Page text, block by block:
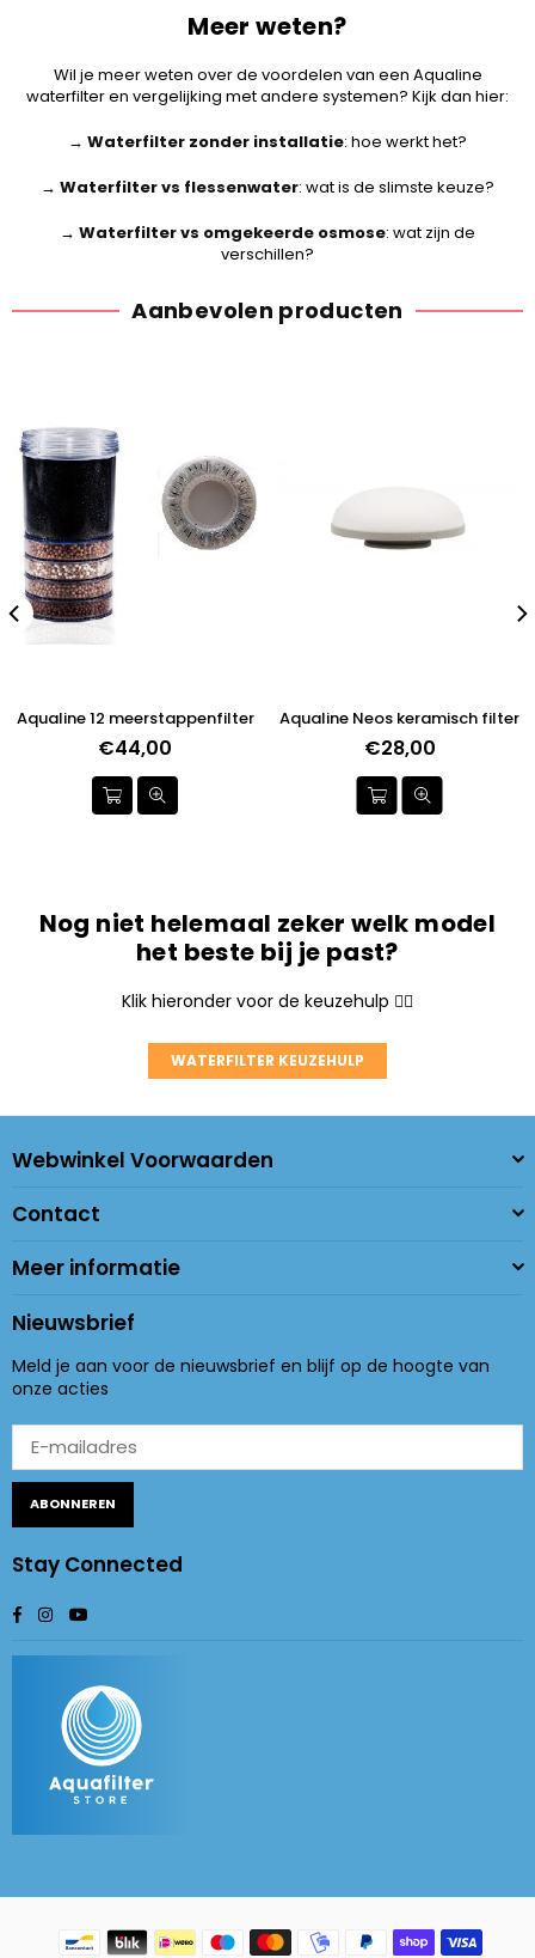
Meer weten?
Wil je meer weten over de voordelen van een Aqualine
waterfilter en vergelijking met andere systemen? Kijk dan hier:
→ Waterfilter zonder installatie: hoe werkt het?
→ Waterfilter vs flessenwater: wat is de slimste keuze?
→ Waterfilter vs omgekeerde osmose: wat zijn de
verschillen?
Aanbevolen producten
Aqualine 12 meerstappenfilter
€44,00
Aqualine Neos keramisch filter
Normale
prijs
€28,00
Nog niet helemaal zeker welk model
het beste bij je past?
Klik hieronder voor de keuzehulp 👇🏼
WATERFILTER KEUZEHULP
Webwinkel Voorwaarden
Contact
Meer informatie
Nieuwsbrief
Meld je aan voor de nieuwsbrief en blijf op de hoogte van
onze acties
ABONNEREN
Stay Connected
Facebook
Instagram